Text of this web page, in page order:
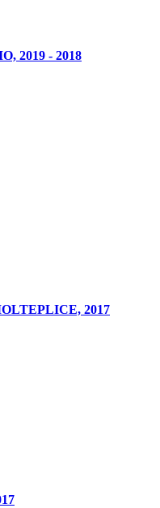
2019 - 2018
2017